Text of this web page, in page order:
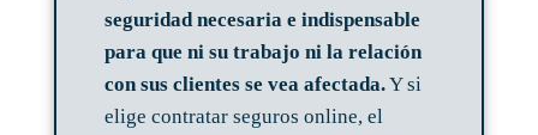
seguridad necesaria e indispensable
para que ni su trabajo ni la relación
con sus clientes se vea afectada.Y si
elige contratar seguros online, el